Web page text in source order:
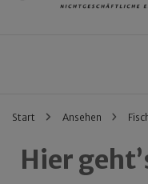
Nichtgeschäftliche
Start Ansehen
Hier